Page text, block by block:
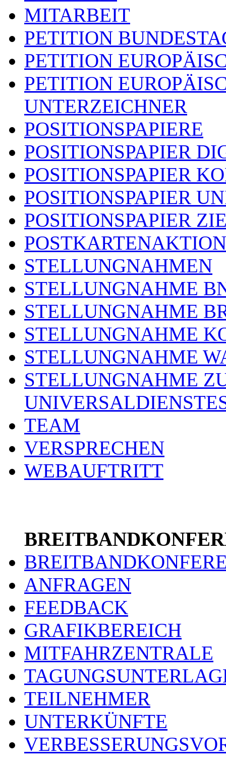
MITARBEIT
PETITION
PETITION
PETITION
UNTERZEICHNER
POSITIONSPAPIERE
POSITIONSPAPIER
POSITIONSPAPIER
POSITIONSPAPIER
POSITIONSPAPIER
POSTKARTENAKTION
STELLUNGNAHMEN
STELLUNGNAHME
STELLUNGNAHME
STELLUNGNAHME
STELLUNGNAHME
STELLUNGNAHME
TEAM
VERSPRECHEN
WEBAUFTRITT
ANFRAGEN
FEEDBACK
GRAFIKBEREICH
MITFAHRZENTRALE
TEILNEHMER
UNTERKÜNFTE